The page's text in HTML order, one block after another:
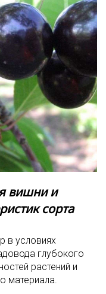
вишни и
сорта
в условиях
глубокого
растений и
материала.